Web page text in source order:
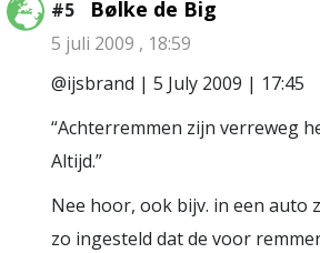
#5 Bølke de Big
5 juli 2009 , 18:59
@ijsbrand | 5 July 2009 | 17:45
“Achterremmen zijn verreweg
Altijd.”
Nee hoor, ook bijv. in een auto
zo ingesteld dat de voor